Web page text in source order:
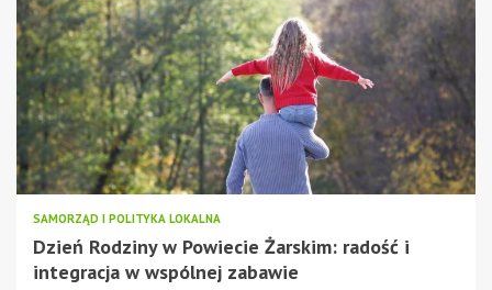
SAMORZĄD I POLITYKA LOKALNA
Dzień Rodziny w Powiecie Żarskim: radość i
integracja w wspólnej zabawie